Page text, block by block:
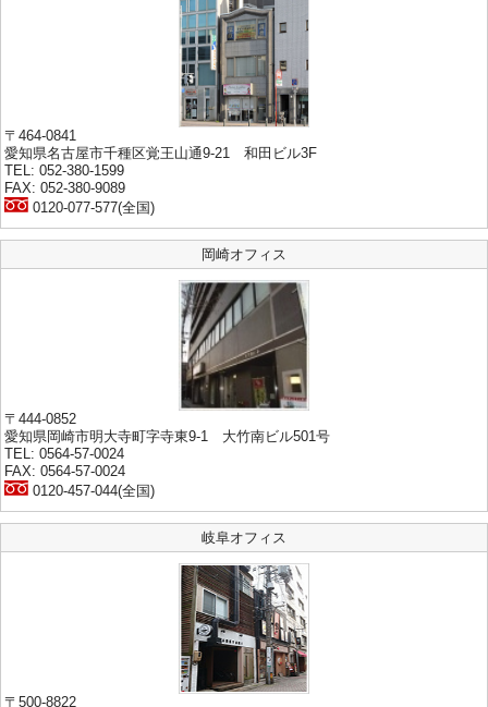
〒464-0841
愛知県名古屋市千種区覚王山通9-21 和田ビル3F
TEL: 052-380-1599
FAX: 052-380-9089
0120-077-577(全国)
岡崎オフィス
〒444-0852
愛知県岡崎市明大寺町字寺東9-1 大竹南ビル501号
TEL: 0564-57-0024
FAX: 0564-57-0024
0120-457-044(全国)
岐阜オフィス
〒500-8822